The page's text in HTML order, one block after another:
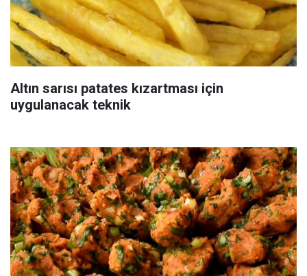
Altın sarısı patates kızartması için
uygulanacak teknik